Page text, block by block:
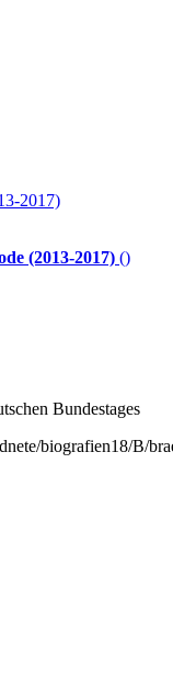
2017)
(2013-2017) ()
Bundestages
biografien18/B/